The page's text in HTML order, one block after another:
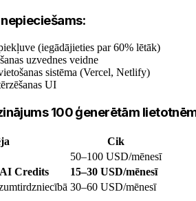
(iegādājieties par 60% lētāk)
uzvednes veidne
sistēma (Vercel, Netlify)
UI
100 ģenerētām
Cik
50–100 USD/mēnesī
Credits
15–30 USD/mēnesī
30–60 USD/mēnesī